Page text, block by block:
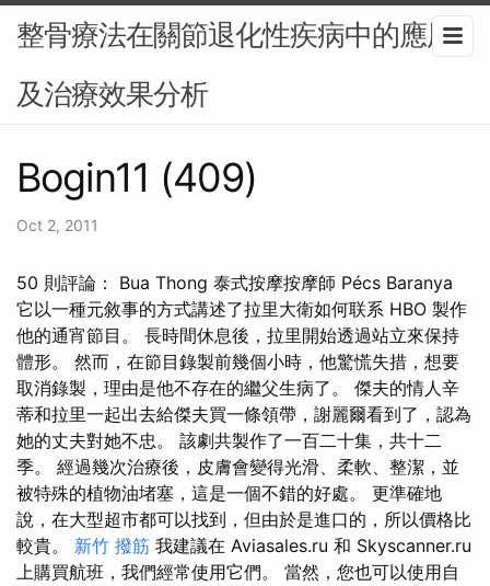
整骨療法在關節退化性疾病中的應用
及治療效果分析
Bogin11 (409)
Oct 2, 2011
50 則評論： Bua Thong 泰式按摩按摩師 Pécs Baranya
它以一種元敘事的方式講述了拉里大衛如何联系 HBO 製作
他的通宵節目。 長時間休息後，拉里開始透過站立來保持
體形。 然而，在節目錄製前幾個小時，他驚慌失措，想要
取消錄製，理由是他不存在的繼父生病了。 傑夫的情人辛
蒂和拉里一起出去給傑夫買一條領帶，謝麗爾看到了，認為
她的丈夫對她不忠。 該劇共製作了一百二十集，共十二
季。 經過幾次治療後，皮膚會變得光滑、柔軟、整潔，並
被特殊的植物油堵塞，這是一個不錯的好處。 更準確地
說，在大型超市都可以找到，但由於是進口的，所以價格比
較貴。 新竹 撥筋 我建議在 Aviasales.ru 和 Skyscanner.ru
上購買航班，我們經常使用它們。 當然，您也可以使用自